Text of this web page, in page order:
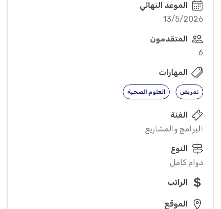
الموعد النهائي
13/5/2026
المتقدمون
6
المهارات
تمريض العلوم الصحية
الفئة
البرامج والمشاريع
النوع
دوام كامل
الراتب
الموقع